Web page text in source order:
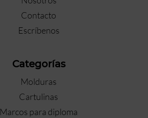
Contacto
Escríbenos
Categorías
Molduras
Cartulinas
Marcos para diploma